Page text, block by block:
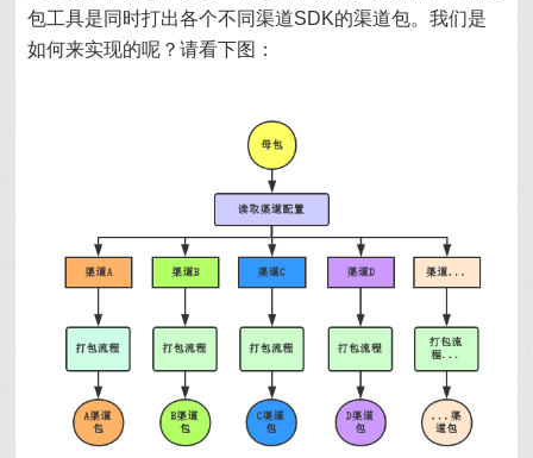
包工具是同时打出各个不同渠道SDK的渠道包。我们是
如何来实现的呢？请看下图：